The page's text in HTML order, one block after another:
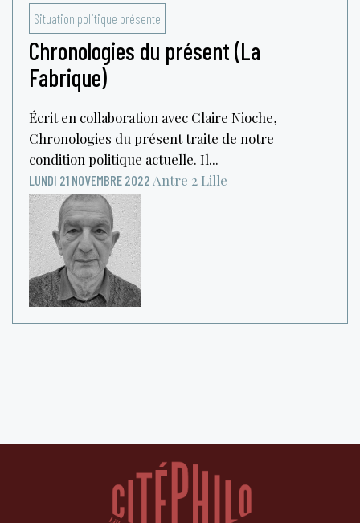
Situation politique présente
Chronologies du présent (La
Fabrique)
Écrit en collaboration avec Claire Nioche,
Chronologies du présent traite de notre
condition politique actuelle. Il...
LUNDI 21 NOVEMBRE 2022 Antre 2 Lille